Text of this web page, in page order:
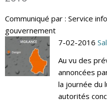
Communiqué par : Service
gouvernement
7-02-2016
Au vu des
annoncées
la journée du
autorités